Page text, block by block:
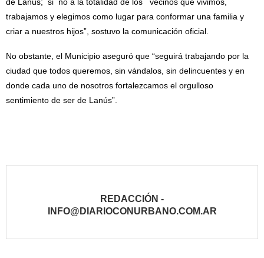
de Lanús; si no a la totalidad de los vecinos que vivimos,
trabajamos y elegimos como lugar para conformar una familia y
criar a nuestros hijos”, sostuvo la comunicación oficial.
No obstante, el Municipio aseguró que “seguirá trabajando por la
ciudad que todos queremos, sin vándalos, sin delincuentes y en
donde cada uno de nosotros fortalezcamos el orgulloso
sentimiento de ser de Lanús”.
REDACCIÓN -
INFO@DIARIOCONURBANO.COM.AR